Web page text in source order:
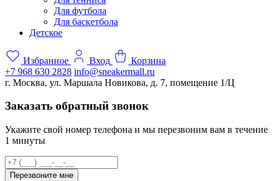
Для футбола
Для баскетбола
Детское
Избранное Вход
Корзина
+7 968 630 2828 info@sneakermall.ru
г. Москва, ул. Маршала Новикова, д. 7, помещение 1/Ц
Заказать обратный звонок
Укажите свой номер телефона и мы перезвоним вам в течение
1 минуты
Перезвоните мне